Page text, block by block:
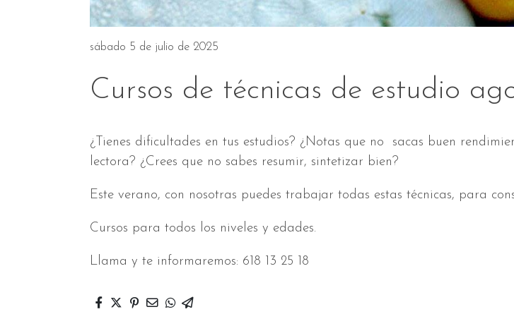
sábado 5 de julio de 2025
Cursos de técnicas de estudio
¿Tienes dificultades en tus estudios? ¿Notas que no sacas buen
lectora? ¿Crees que no sabes resumir, sintetizar bien?
Este verano, con nosotras puedes trabajar todas estas técnicas, para
Cursos para todos los niveles y edades.
Llama y te informaremos: 618 13 25 18